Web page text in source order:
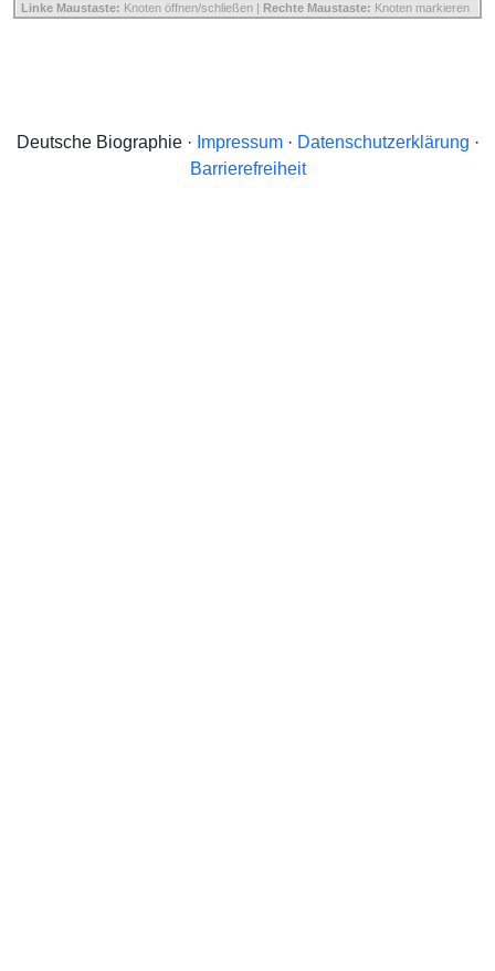
Linke Maustaste: Knoten öffnen/schließen | Rechte Maustaste: Knoten markieren
Deutsche Biographie · Impressum· Datenschutzerklärung ·
Barrierefreiheit